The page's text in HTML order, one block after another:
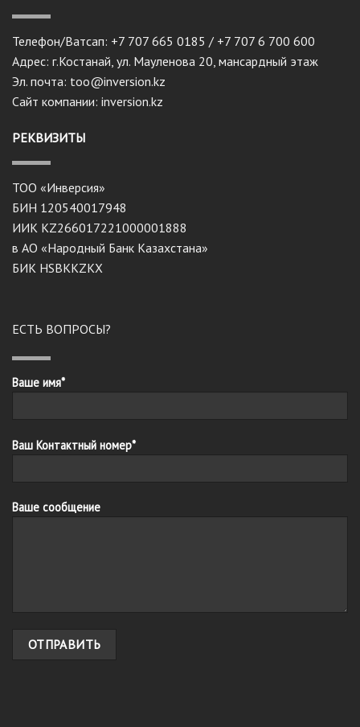
Телефон/Ватсап: +7 707 665 0185 / +7 707 6 700 600
Адрес: г.Костанай, ул. Мауленова 20, мансардный этаж
Эл. почта: too@inversion.kz
Сайт компании: inversion.kz
РЕКВИЗИТЫ
ТОО «Инверсия»
БИН 120540017948
ИИК KZ266017221000001888
в АО «Народный Банк Казахстана»
БИК HSBKKZKX
ЕСТЬ ВОПРОСЫ?
Ваше имя*
Ваш Контактный номер*
Ваше сообщение